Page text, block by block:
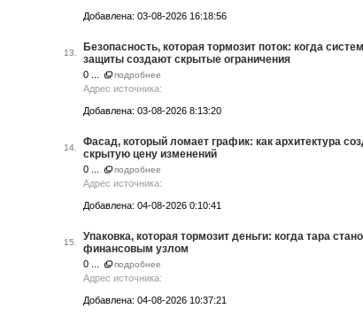
Добавлена: 03-08-2026 16:18:56
13.
Безопасность, которая тормозит поток: когда
защиты создают скрытые ограничения
0 ... подробнее
Адрес источника:
Добавлена: 03-08-2026 8:13:20
14.
Фасад, который ломает график: как архитектура
скрытую цену изменений
0 ... подробнее
Адрес источника:
Добавлена: 04-08-2026 0:10:41
15.
Упаковка, которая тормозит деньги: когда тара
финансовым узлом
0 ... подробнее
Адрес источника:
Добавлена: 04-08-2026 10:37:21